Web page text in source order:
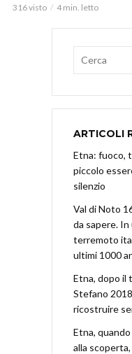
316 visto 4 min. letto
ARTICOLI
Etna: fuoco,
piccolo
silenzio
Val di Noto
da sapere. In
terremoto
ultimi 1000
Etna, dopo il
Stefano
ricostruire
Etna,
alla